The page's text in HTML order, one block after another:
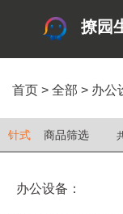
撩园
首页 > 全部 > 办公
针式 商品筛选
办公设备：